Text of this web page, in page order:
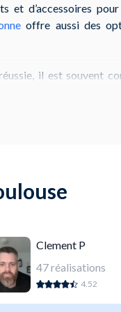
et d’accessoires
offre aussi des
il est souvent
accessoires pour une
et d'une
Clement P
47réalisations
4.52